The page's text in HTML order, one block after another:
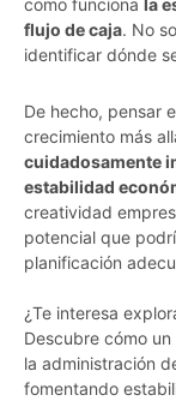
como funciona la
flujo de caja. No
identificar dónde
De hecho, pensar
crecimiento más
cuidadosamente
estabilidad
creatividad
potencial que
planificación
¿Te interesa
Descubre cómo
la administración
fomentando